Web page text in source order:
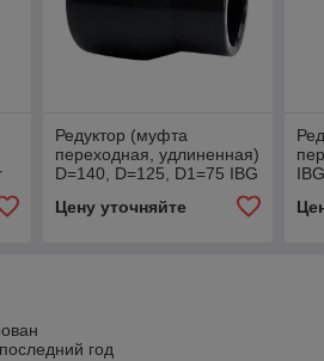
Редуктор (муфта
переходная, удлиненная)
D=140, D=125, D1=75 IBG
Plastics
Цену уточняйте
год